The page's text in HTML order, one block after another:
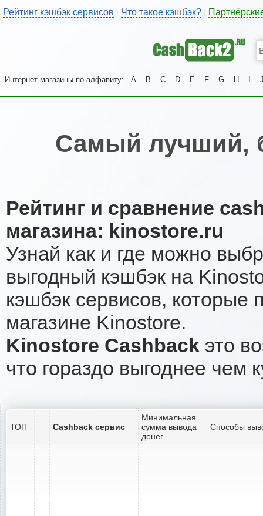
Рейтинг кэшбэк сервисов | Что такое кэшбэк?
Интернет магазины по алфавиту: A B C D E F G H
Самый лучший,
Рейтинг и сравнение
магазина: kinostore.ru
Узнай как и где можно
выгодный кэшбэк на
кэшбэк сервисов, которые
магазине Kinostore.
Kinostore Cashback это
что гораздо выгоднее чем
ТОП Cashback сервис
Минимальная
сумма вывода
денег
Способы